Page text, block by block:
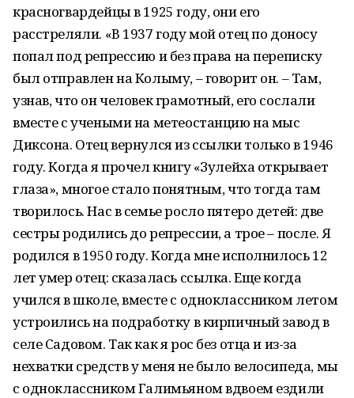
красногвардейцы в 1925 году, они его
расстреляли. «В 1937 году мой отец по доносу
попал под репрессию и без права на переписку
был отправлен на Колыму, – говорит он. – Там,
узнав, что он человек грамотный, его сослали
вместе с учеными на метеостанцию на мыс
Диксона. Отец вернулся из ссылки только в 1946
году. Когда я прочел книгу «Зулейха открывает
глаза», многое стало понятным, что тогда там
творилось. Нас в семье росло пятеро детей: две
сестры родились до репрессии, а трое – после. Я
родился в 1950 году. Когда мне исполнилось 12
лет умер отец: сказалась ссылка. Еще когда
учился в школе, вместе с одноклассником летом
устроились на подработку в кирпичный завод в
селе Садовом. Так как я рос без отца и из-за
нехватки средств у меня не было велосипеда, мы
с одноклассником Галимьяном вдвоем ездили